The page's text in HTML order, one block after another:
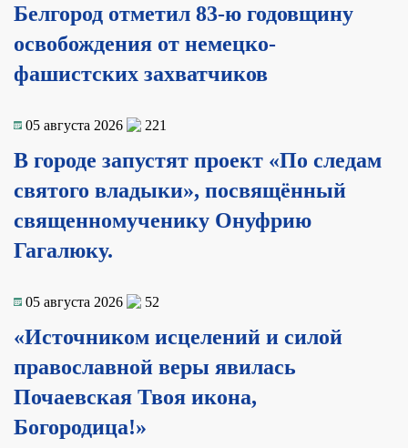
Белгород отметил 83-ю годовщину
освобождения от немецко-
фашистских захватчиков
05 августа 2026 221
В городе запустят проект «По следам
святого владыки», посвящённый
священномученику Онуфрию
Гагалюку.
05 августа 2026 52
«Источником исцелений и силой
православной веры явилась
Почаевская Твоя икона,
Богородица!»